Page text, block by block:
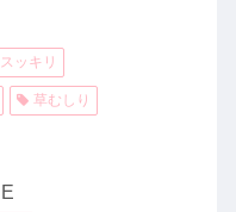
スッキリ
草むしり